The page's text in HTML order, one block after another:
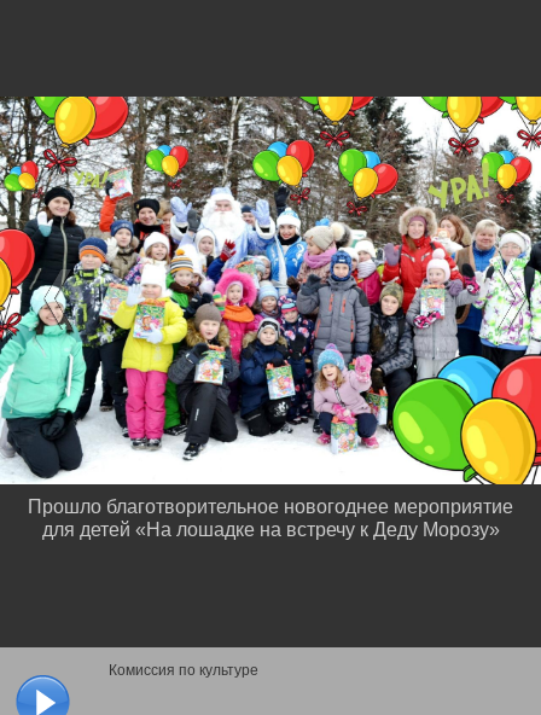
Комиссия по культуре
Прошло благотворительное новогоднее мероприятие
для детей «На лошадке на встречу к Деду Морозу»